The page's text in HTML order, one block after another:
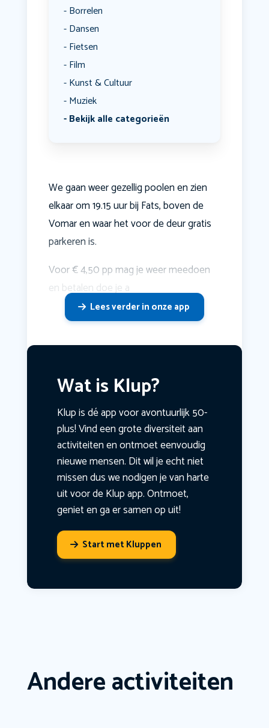
Borrelen
Dansen
Fietsen
Film
Kunst & Cultuur
Muziek
Bekijk alle categorieën
We gaan weer gezellig poolen en zien
elkaar om 19.15 uur bij Fats, boven de
Vomar en waar het voor de deur gratis
parkeren is.
Voor € 4,50 pp mag je weer meedoen
en betalen doe je a
Lees verder in onze app
Wat is Klup?
Klup is dé app voor avontuurlijk 50-
plus! Vind een grote diversiteit aan
activiteiten en ontmoet eenvoudig
nieuwe mensen. Dit wil je echt niet
missen dus we nodigen je van harte
uit voor de Klup app. Ontmoet,
geniet en ga er samen op uit!
Start met Kluppen
Andere activiteiten